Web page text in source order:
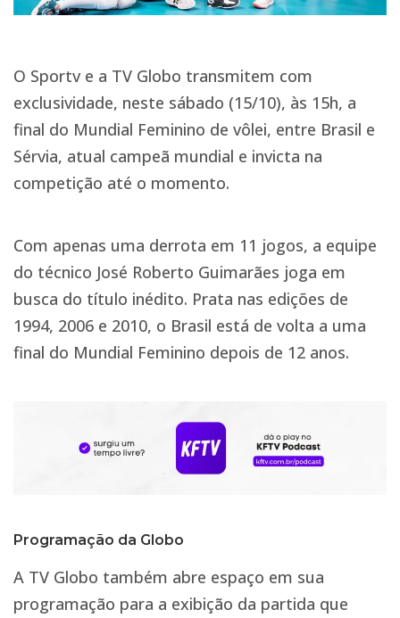
O Sportv e a TV Globo transmitem com
exclusividade, neste sábado (15/10), às 15h, a
final do Mundial Feminino de vôlei, entre Brasil e
Sérvia, atual campeã mundial e invicta na
competição até o momento.
Com apenas uma derrota em 11 jogos, a equipe
do técnico José Roberto Guimarães joga em
busca do título inédito. Prata nas edições de
1994, 2006 e 2010, o Brasil está de volta a uma
final do Mundial Feminino depois de 12 anos.
Programação da Globo
A TV Globo também abre espaço em sua
programação para a exibição da partida que